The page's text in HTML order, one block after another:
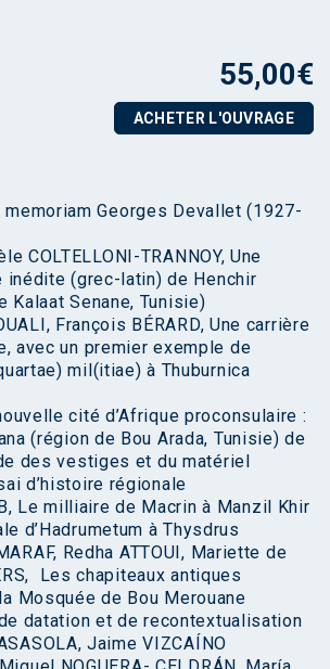
55,00€
ACHETER L'OUVRAGE
memoriam Georges Devallet (1927-
COLTELLONI-TRANNOY, Une
inédite (grec-latin) de Henchir
Kalaat Senane, Tunisie)
François BÉRARD, Une carrière
avec un premier exemple de
mil(itiae) à Thuburnica
cité d’Afrique proconsulaire :
(région de Bou Arada, Tunisie) de
des vestiges et du matériel
d’histoire régionale
Le milliaire de Macrin à Manzil Khir
d’Hadrumetum à Thysdrus
Redha ATTOUI, Mariette de
Les chapiteaux antiques
Mosquée de Bou Merouane
datation et de recontextualisation
Jaime VIZCAÍNO